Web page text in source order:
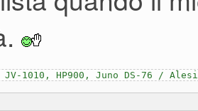
JV-1010, HP900, Juno DS-76 /